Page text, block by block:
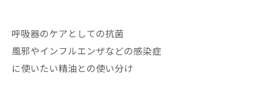
呼吸器のケアとしての抗菌
風邪やインフルエンザなどの感染症
に使いたい精油との使い分け